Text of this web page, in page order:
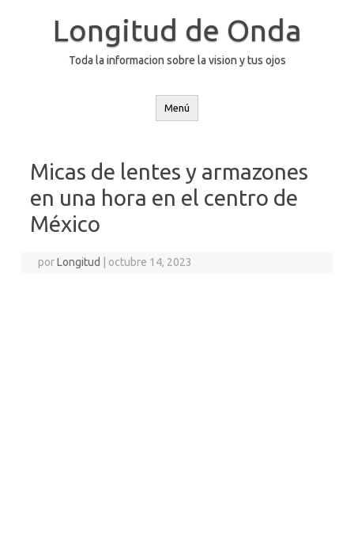
Longitud de Onda
Toda la informacion sobre la vision y tus ojos
Menú
Micas de lentes y armazones
en una hora en el centro de
México
porLongitud octubre 14, 2023